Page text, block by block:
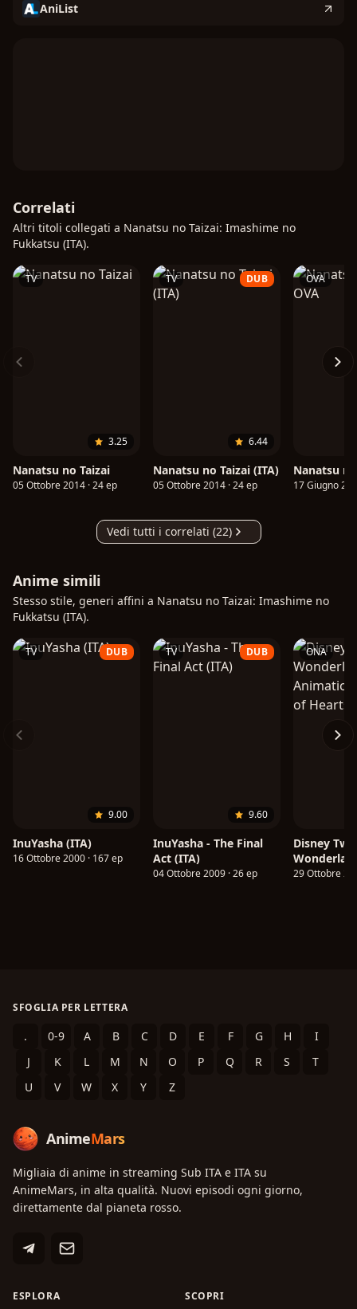
AniList
Correlati
Altri titoli collegati a Nanatsu no Taizai: Imashime no
Fukkatsu (ITA).
TV
3.25
Nanatsu no Taizai
05 Ottobre 2014 · 24 ep
TV DUB
6.44
Nanatsu no Taizai (ITA)
05 Ottobre 2014 · 24 ep
OVA
Nanatsu
17 Giugno
Vedi tutti i correlati (22)
Anime simili
Stesso stile, generi affini a Nanatsu no Taizai: Imashime no
Fukkatsu (ITA).
TV DUB
9.00
InuYasha (ITA)
16 Ottobre 2000 · 167 ep
TV DUB
9.60
InuYasha - The Final
Act (ITA)
04 Ottobre 2009 · 26 ep
ONA
Disney
Animation:
29 Ottobre
SFOGLIA PER LETTERA
. 0-9 A B C D E F G H
I
J
K L M N O P Q R S
T
U
V W X Y Z
AnimeMars
Migliaia di anime in streaming Sub ITA e ITA su
AnimeMars, in alta qualità. Nuovi episodi ogni giorno,
direttamente dal pianeta rosso.
ESPLORA SCOPRI